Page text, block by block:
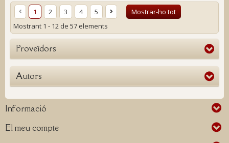
Mostrar-ho tot
1 2 3 4
5
Mostrant 1 - 12 de 57 elements
Proveïdors
Autors
Informació
El meu compte